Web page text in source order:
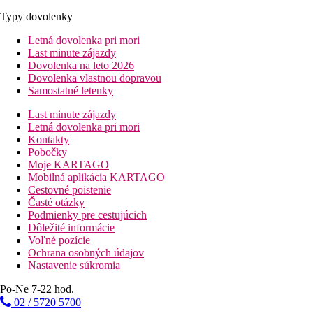
Typy dovolenky
Letná dovolenka pri mori
Last minute zájazdy
Dovolenka na leto 2026
Dovolenka vlastnou dopravou
Samostatné letenky
Last minute zájazdy
Letná dovolenka pri mori
Kontakty
Pobočky
Moje KARTAGO
Mobilná aplikácia KARTAGO
Cestovné poistenie
Časté otázky
Podmienky pre cestujúcich
Dôležité informácie
Voľné pozície
Ochrana osobných údajov
Nastavenie súkromia
Po-Ne 7-22 hod.
02 / 5720 5700